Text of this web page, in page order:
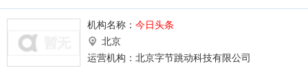
机构名称： 今日头条
北京
运营机构：北京字节跳动科技有限公司